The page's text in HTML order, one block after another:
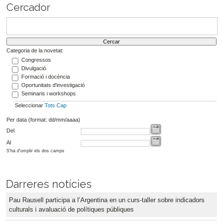
Cercador
Categoria de la novetat:
Congressos
Divulgació
Formació i docència
Oportunitats d'investigació
Seminaris i workshops
Seleccionar Tots Cap
Per data (format: dd/mm/aaaa)
Del
Al
S'ha d'omplir els dos camps
Darreres notícies
Pau Rausell participa a l’Argentina en un curs-taller sobre indicadors
culturals i avaluació de polítiques públiques